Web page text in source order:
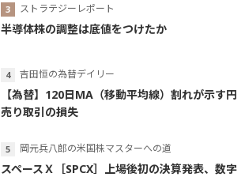
ストラテジーレポート
半導体株の調整は底値をつけたか
吉田恒の為替デイリー
【為替】120日MA（移動平均線）割れが示す円
売り取引の損失
岡元兵八郎の米国株マスターへの道
スペースＸ［SPCX］上場後初の決算発表、数字